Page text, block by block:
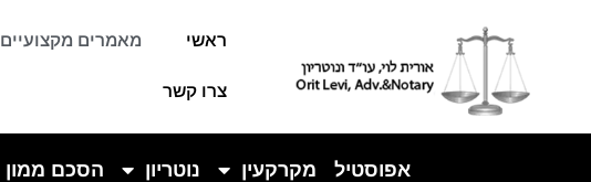
ראשי
מאמרים מקצועיים
צרו קשר
אפוסטיל מקרקעין נוטריון הסכם ממון